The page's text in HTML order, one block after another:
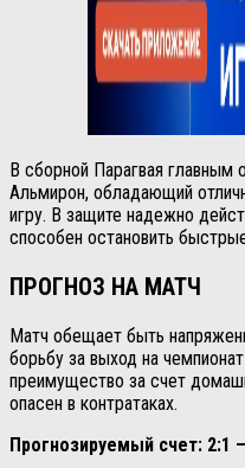
В сборной Парагвая главным
Альмирон, обладающий
игру. В защите надежно
способен остановить
ПРОГНОЗ НА МАТЧ
Матч обещает быть
борьбу за выход на
преимущество за счет
опасен в контратаках.
Прогнозируемый счет: 2:1